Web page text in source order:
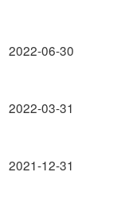
2022-06-30
2022-03-31
2021-12-31